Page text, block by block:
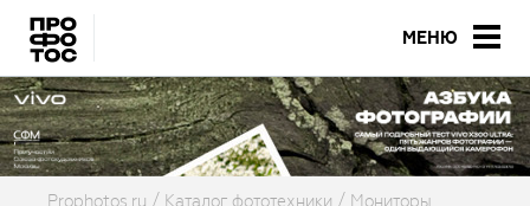
МЕНЮ
Prophotos.ru Каталог фототехники
Мониторы